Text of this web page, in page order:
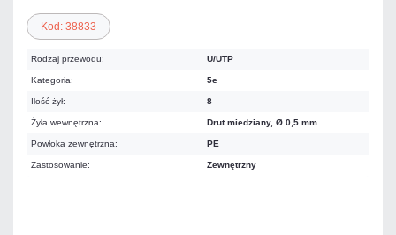
Kod: 38833
Rodzaj przewodu: U/UTP
Kategoria: 5e
Ilość żył: 8
Żyła wewnętrzna: Drut miedziany, Ø 0,5 mm
Powłoka zewnętrzna: PE
Zastosowanie: Zewnętrzny